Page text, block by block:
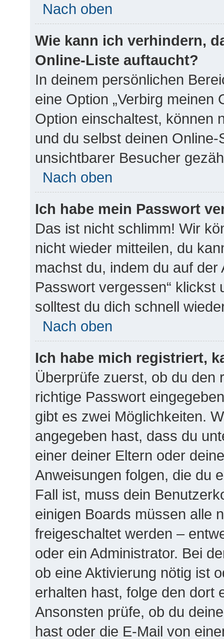
Nach oben
Wie kann ich verhindern,
Online-Liste auftaucht?
In deinem persönlichen
eine Option „Verbirg meinen
Option einschaltest, können
und du selbst deinen
unsichtbarer Besucher
Nach oben
Ich habe mein Passwort
Das ist nicht schlimm! Wir
nicht wieder mitteilen, du
machst du, indem du auf der
Passwort vergessen“ klickst
solltest du dich schnell
Nach oben
Ich habe mich registriert,
Überprüfe zuerst, ob du den
richtige Passwort
gibt es zwei Möglichkeiten.
angegeben hast, dass du
einer deiner Eltern oder
Anweisungen folgen, die du
Fall ist, muss dein
einigen Boards müssen alle
freigeschaltet werden –
oder ein Administrator. Bei
ob eine Aktivierung nötig ist
erhalten hast, folge den dort
Ansonsten prüfe, ob du
hast oder die E-Mail von